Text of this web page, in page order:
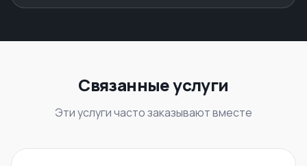
Связанные услуги
Эти услуги часто заказывают вместе